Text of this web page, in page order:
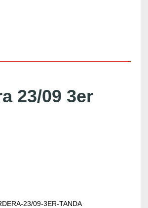
23/09 3er
23/09-3ER-TANDA